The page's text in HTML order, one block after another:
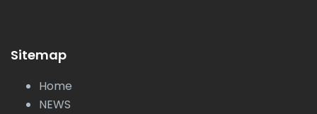
Sitemap
Home
NEWS